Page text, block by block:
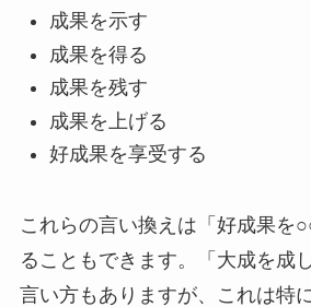
成果を示す
成果を得る
成果を残す
成果を上げる
好成果を享受する
これらの言い換えは「好成果を
ることもできます。「大成を成
言い方もありますが、これは特